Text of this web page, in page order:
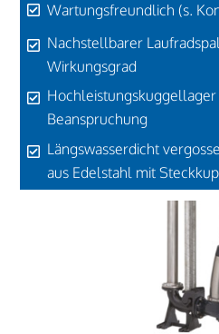
Wartungsfreundlich (s.
Nachstellbarer
Wirkungsgrad
Beanspruchung
Längswasserdicht
aus Edelstahl mit